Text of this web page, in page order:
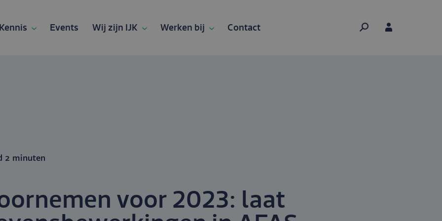
Kennis Events Wij zijn IJK Werken bij Contact
2 minuten
voor 2023: laat